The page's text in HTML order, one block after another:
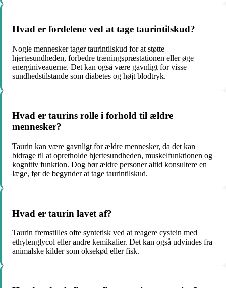
Hvad er fordelene ved at tage taurintilskud?
Nogle mennesker tager taurintilskud for at støtte
hjertesundheden, forbedre træningspræstationen eller øge
energiniveauerne. Det kan også være gavnligt for visse
sundhedstilstande som diabetes og højt blodtryk.
Hvad er taurins rolle i forhold til ældre
mennesker?
Taurin kan være gavnligt for ældre mennesker, da det kan
bidrage til at opretholde hjertesundheden, muskelfunktionen og
kognitiv funktion. Dog bør ældre personer altid konsultere en
læge, før de begynder at tage taurintilskud.
Hvad er taurin lavet af?
Taurin fremstilles ofte syntetisk ved at reagere cystein med
ethylenglycol eller andre kemikalier. Det kan også udvindes fra
animalske kilder som oksekød eller fisk.